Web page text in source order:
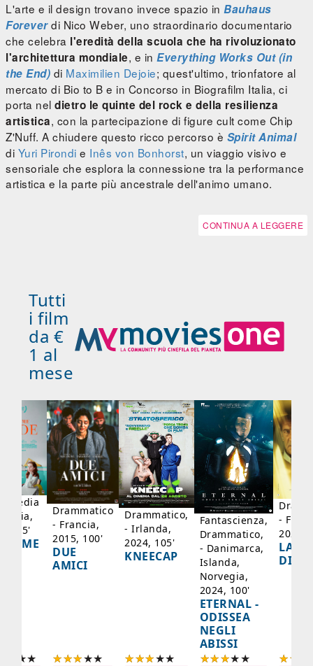
L'arte e il design trovano invece spazio in Bauhaus
Foreverdi Nico Weber, uno straordinario documentario
che celebra l'eredità della scuola che ha rivoluzionato
l'architettura mondiale, e in Everything Works Out (in
the End) di Maximilien Dejoie; quest'ultimo, trionfatore al
mercato di Bio to B e in Concorso in Biografilm Italia, ci
porta nel dietro le quinte del rock e della resilienza
artistica, con la partecipazione di figure cult come Chip
Z'Nuff. A chiudere questo ricco percorso è Spirit Animal
di Yuri Pirondi e Inês von Bonhorst, un viaggio visivo e
sensoriale che esplora la connessione tra la performance
artistica e la parte più ancestrale dell'animo umano.
CONTINUA A LEGGERE
Tutti
i film
da €
1 al
mese
95'
Drammatico
- Francia,
2015, 100'
DUE
AMICI
Drammatico,
- Irlanda,
2024, 105'
KNEECAP
Fantascienza,
Drammatico,
- Danimarca,
Islanda,
Norvegia,
2024, 100'
ETERNAL -
ODISSEA
NEGLI
ABISSI
-
2024,
LA
DI